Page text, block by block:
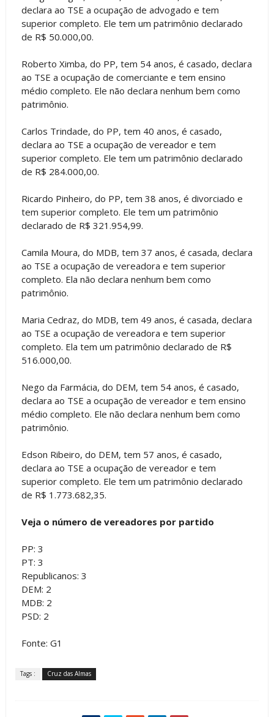
declara ao TSE a ocupação de advogado e tem
superior completo. Ele tem um patrimônio declarado
de R$ 50.000,00.
Roberto Ximba, do PP, tem 54 anos, é casado, declara
ao TSE a ocupação de comerciante e tem ensino
médio completo. Ele não declara nenhum bem como
patrimônio.
Carlos Trindade, do PP, tem 40 anos, é casado,
declara ao TSE a ocupação de vereador e tem
superior completo. Ele tem um patrimônio declarado
de R$ 284.000,00.
Ricardo Pinheiro, do PP, tem 38 anos, é divorciado e
tem superior completo. Ele tem um patrimônio
declarado de R$ 321.954,99.
Camila Moura, do MDB, tem 37 anos, é casada, declara
ao TSE a ocupação de vereadora e tem superior
completo. Ela não declara nenhum bem como
patrimônio.
Maria Cedraz, do MDB, tem 49 anos, é casada, declara
ao TSE a ocupação de vereadora e tem superior
completo. Ela tem um patrimônio declarado de R$
516.000,00.
Nego da Farmácia, do DEM, tem 54 anos, é casado,
declara ao TSE a ocupação de vereador e tem ensino
médio completo. Ele não declara nenhum bem como
patrimônio.
Edson Ribeiro, do DEM, tem 57 anos, é casado,
declara ao TSE a ocupação de vereador e tem
superior completo. Ele tem um patrimônio declarado
de R$ 1.773.682,35.
Veja o número de vereadores por partido
PP: 3
PT: 3
Republicanos: 3
DEM: 2
MDB: 2
PSD: 2
Fonte: G1
Tags : Cruz das Almas